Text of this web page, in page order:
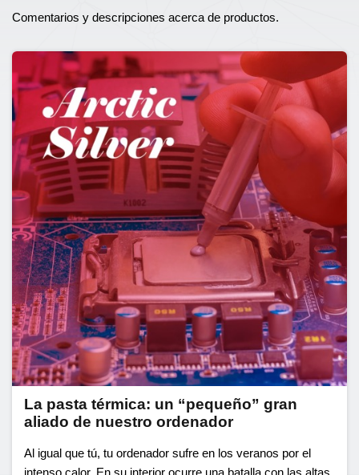
Comentarios y descripciones acerca de productos.
La pasta térmica: un “pequeño” gran
aliado de nuestro ordenador
Al igual que tú, tu ordenador sufre en los veranos por el